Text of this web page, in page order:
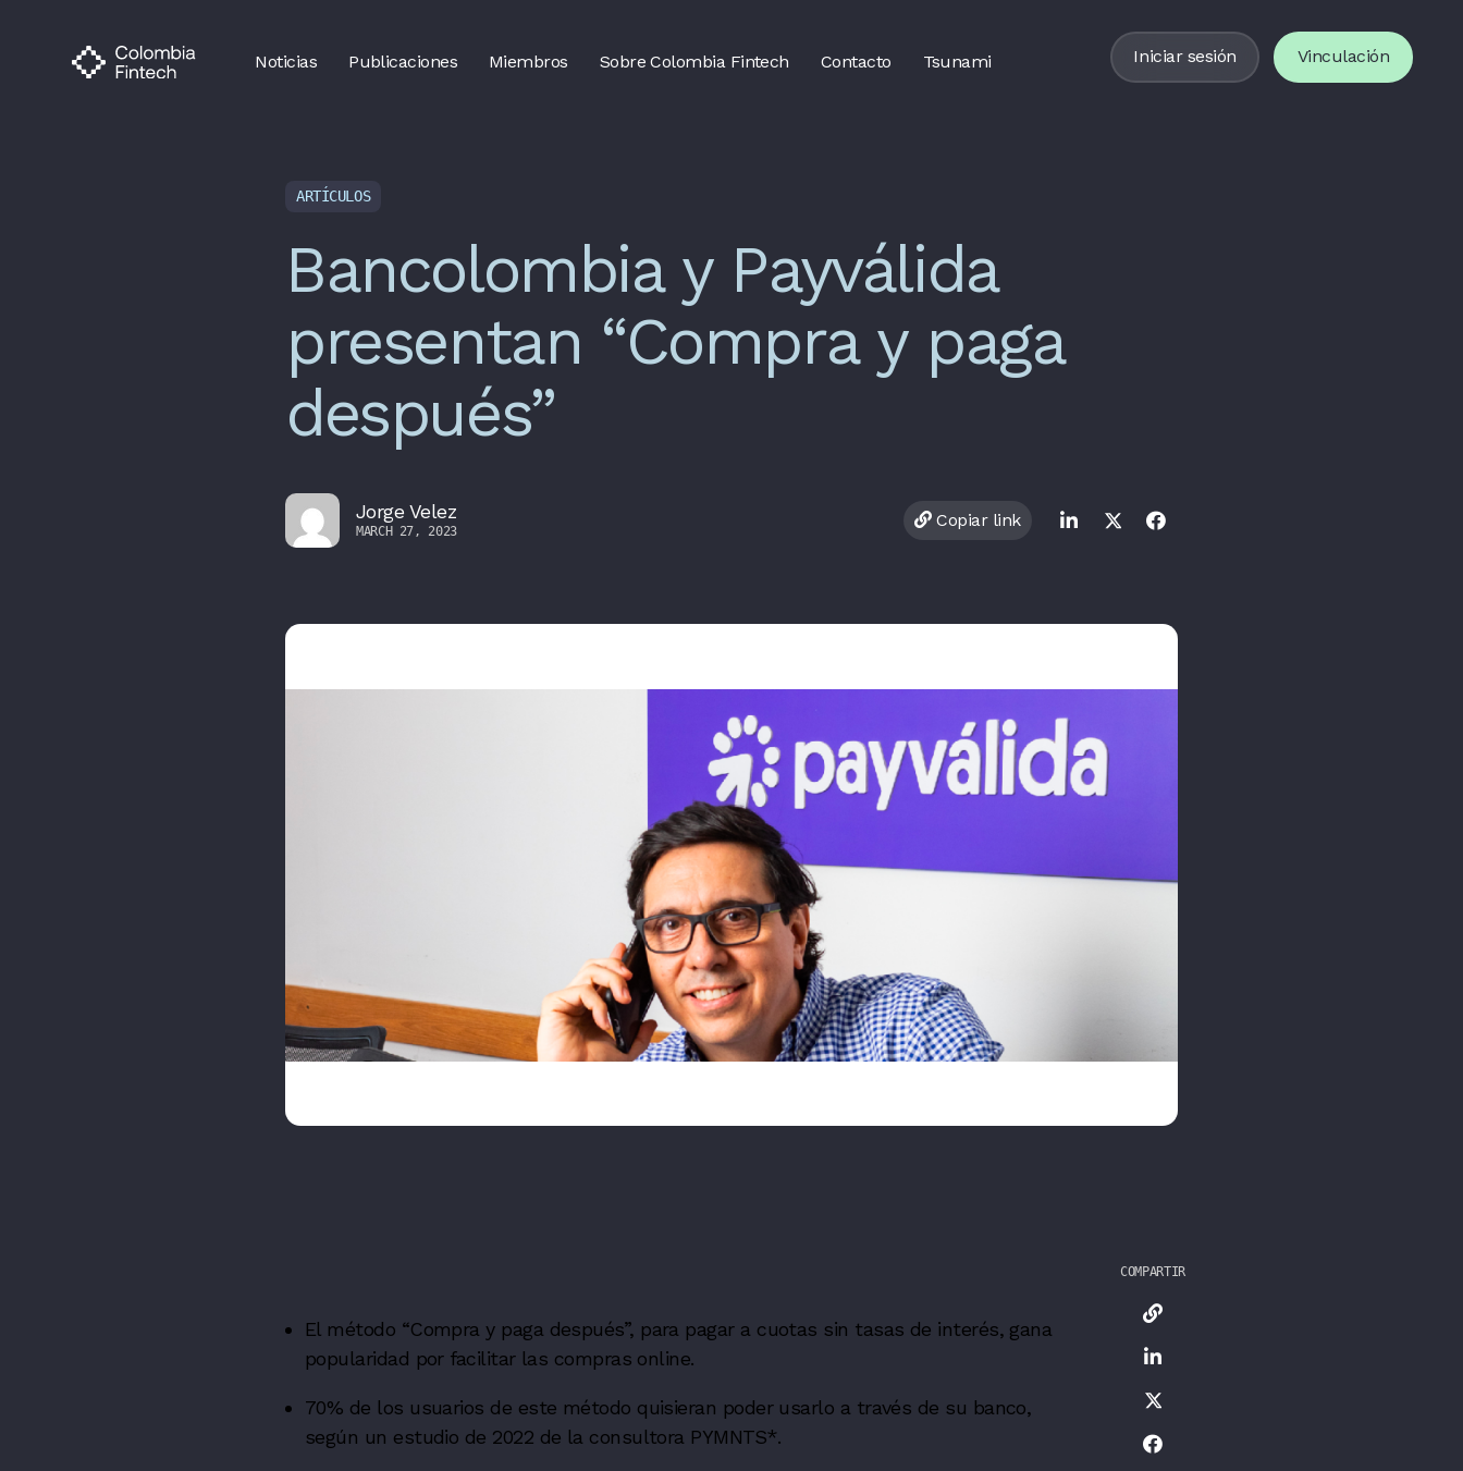
Noticias Publicaciones Miembros Sobre Colombia Fintech Contacto Tsunami Iniciar sesión Vinculación
ARTÍCULOS
Bancolombia y Payválida
presentan “Compra y paga
después”
Jorge Velez
MARCH 27, 2023
Copiar link
El método “Compra y paga después”, para pagar a cuotas sin tasas de interés, gana
popularidad por facilitar las compras online.
70% de los usuarios de este método quisieran poder usarlo a través de su banco,
según un estudio de 2022 de la consultora PYMNTS*.
COMPARTIR